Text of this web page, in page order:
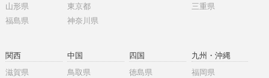
山形県
福島県
東京都
神奈川県
三重県
関西
滋賀県
中国
鳥取県
四国
徳島県
九州・沖縄
福岡県